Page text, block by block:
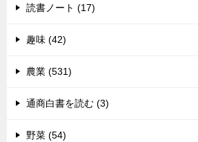
読書ノート (17)
趣味 (42)
農業 (531)
通商白書を読む (3)
野菜 (54)